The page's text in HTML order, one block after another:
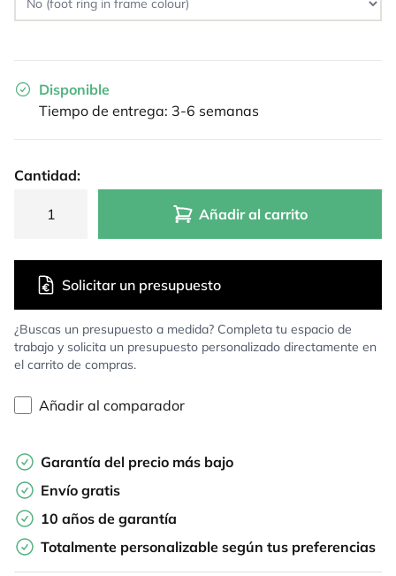
Disponible
Tiempo de entrega: 3-6 semanas
Cantidad:
Añadir al carrito
¿Buscas un presupuesto a medida? Completa tu espacio de
trabajo y solicita un presupuesto personalizado directamente en
el carrito de compras.
Solicitar un presupuesto
Añadir al comparador
Garantía del precio más bajo
Envío gratis
10 años de garantía
Totalmente personalizable según tus preferencias